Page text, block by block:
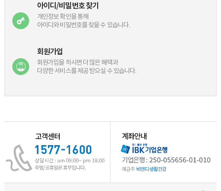
아이디/비밀번호 찾기
개인정보 확인을 통해
아이디와 비밀번호를 찾을 수 있습니다.
회원가입
회원가입을 하시면 더 많은 혜택과
다양한 서비스를 제공 받으실 수 있습니다.
2019년 02월 방송일정입니다.